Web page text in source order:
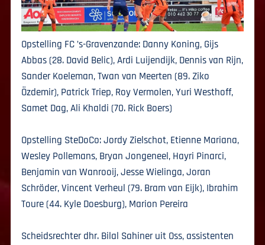
Opstelling FC ’s-Gravenzande: Danny Koning, Gijs
Abbas (28. David Belic), Ardi Luijendijk, Dennis van Rijn,
Sander Koeleman, Twan van Meerten (89. Ziko
Özdemir), Patrick Triep, Roy Vermolen, Yuri Westhoff,
Samet Dag, Ali Khaldi (70. Rick Boers)
Opstelling SteDoCo: Jordy Zielschot, Etienne Mariana,
Wesley Pollemans, Bryan Jongeneel, Hayri Pinarci,
Benjamin van Wanrooij, Jesse Wielinga, Joran
Schröder, Vincent Verheul (79. Bram van Eijk), Ibrahim
Toure (44. Kyle Doesburg), Marion Pereira
Scheidsrechter dhr. Bilal Sahiner uit Oss, assistenten